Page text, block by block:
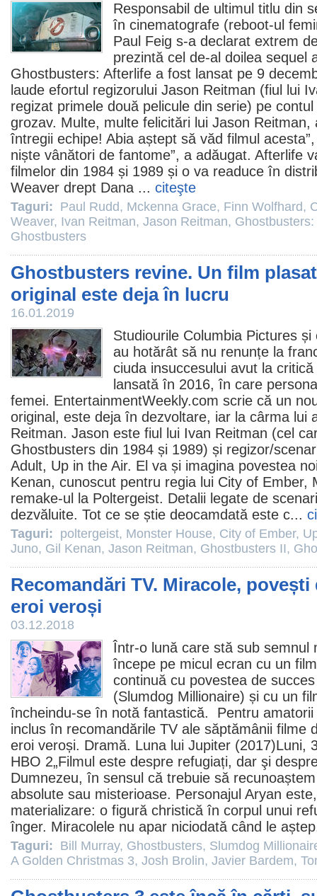
Responsabil de ultimul titlu din
în cinematografe (reboot-ul
Paul Feig s-a declarat extrem
prezintă cel de-al doilea sequel
Ghostbusters: Afterlife a fost lansat pe 9
laude efortul regizorului Jason Reitman (fiul lui
regizat primele două pelicule din serie) pe
grozav. Multe, multe felicitări lui Jason Reitman,
întregii echipe! Abia aștept să văd filmul
niște vânători de fantome”, a adăugat. Afterlife
filmelor din 1984 și 1989 și o va readuce în
Weaver drept Dana ... citeşte
Taguri: Paul Rudd, Mckenna Grace, Finn Wolfhard,
Weaver, Ivan Reitman, Jason Reitman,
Ghostbusters
Ghostbusters revine. Un film
original este deja în lucru
16.01.2019
Studiourile Columbia Pictures
au hotărât să nu renunțe la
ciuda insuccesului avut la
lansată în 2016, în care
femei. EntertainmentWeekly.com scrie că un
original, este deja în dezvoltare, iar la cârma lui
Reitman. Jason este fiul lui Ivan Reitman (cel
Ghostbusters din 1984 și 1989) și regizor/
Adult, Up in the Air. El va și imagina povestea
Kenan, cunoscut pentru regia lui City of Ember,
remake-ul la Poltergeist. Detalii legate de
dezvăluite. Tot ce se știe deocamdată este c...
Taguri: poltergeist, Monster House, City of Ember,
Juno, Gil Kenan, Jason Reitman, Ghostbusters II,
Recomandări TV. Miracole,
eroi veroși
03.12.2018
Într-o lună care stă sub semnul
începe pe micul ecran cu un film
continuă cu povestea de
(Slumdog Millionaire) și cu un
încheindu-se în notă fantastică. Pentru
inclus în recomandările TV ale săptămânii filme
eroi veroși. Dramă. Luna lui Jupiter (2017)Luni,
HBO 2„Filmul este despre refugiați, dar şi
Dumnezeu, în sensul că trebuie să
absolute sau misterioase. Personajul Aryan
materializare: o figură christică în corpul unui
înger. Miracolele nu apar niciodată când le
Taguri: Bill Murray, Ghostbusters, Slumdog
A Golden Christmas 3, Josh Brolin, Javier Bardem,